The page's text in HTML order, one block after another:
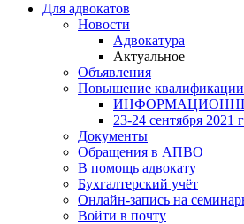
Для адвокатов
Новости
Адвокатура
Актуальное
Объявления
Повышение квалификации
23-24 сентября 2021
Документы
Обращения в АПВО
В помощь адвокату
Бухгалтерский учёт
Онлайн-запись на
Войти в почту